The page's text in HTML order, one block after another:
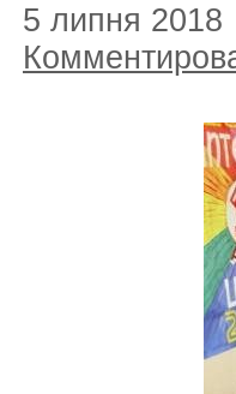
5 липня 2018